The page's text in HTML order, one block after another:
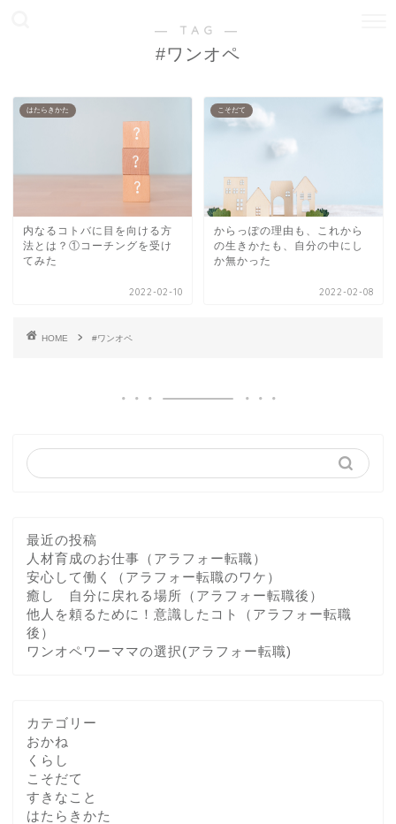
― TAG ―
#ワンオペ
はたらきかた
内なるコトバに目を向ける方
法とは？①コーチングを受け
てみた
2022-02-10
こそだて
からっぽの理由も、これから
の生きかたも、自分の中にし
か無かった
2022-02-08
HOME #ワンオペ
最近の投稿
人材育成のお仕事（アラフォー転職）
安心して働く（アラフォー転職のワケ）
癒し 自分に戻れる場所（アラフォー転職後）
他人を頼るために！意識したコト（アラフォー転職
後）
ワンオペワーママの選択(アラフォー転職)
カテゴリー
おかね
くらし
こそだて
すきなこと
はたらきかた